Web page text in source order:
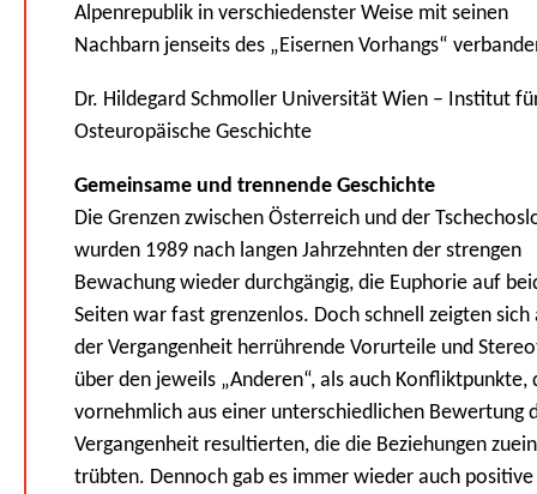
Alpenrepublik in verschiedenster Weise mit seinen
Nachbarn jenseits des „Eisernen Vorhangs“
Dr. Hildegard Schmoller Universität Wien – Institut
Osteuropäische Geschichte
Gemeinsame und trennende Geschichte
Die Grenzen zwischen Österreich und der
wurden 1989 nach langen Jahrzehnten der strengen
Bewachung wieder durchgängig, die Euphorie auf
Seiten war fast grenzenlos. Doch schnell zeigten sich
der Vergangenheit herrührende Vorurteile und
über den jeweils „Anderen“, als auch Konfliktpunkte,
vornehmlich aus einer unterschiedlichen Bewertung
Vergangenheit resultierten, die die Beziehungen
trübten. Dennoch gab es immer wieder auch positive